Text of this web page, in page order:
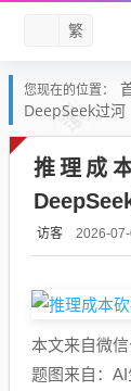
繁
您现在的位置：
DeepSeek过河
推理成
访客 2026-
本文来自微
题图来自：